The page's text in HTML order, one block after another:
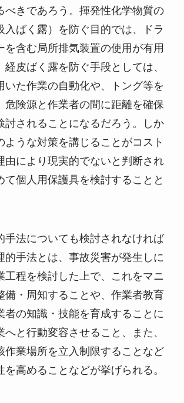
べきであろう。揮発性化学物質の
入ばく露）を防ぐ目的では、ドラ
を含む局所排気装置の使用が有用
経皮ばく露を防ぐ手段としては、
いた作業の自動化や、トング等を
危険源と作業者の間に距離を確保
討されることになるだろう。しか
ような対策を講じることがコスト
由により現実的でないと判断され
て個人用保護具を検討することと
法についても検討されなければ
的手法とは、事故災害が発生しに
工程を検討した上で、これをマニ
備・周知することや、作業者教育
者の知識・技能を育成することに
へと行動変容させること、また、
作業場所を立入制限することなど
を高めることなどが挙げられる。